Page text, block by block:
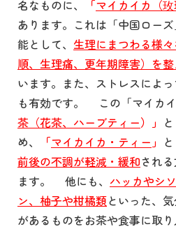
名なものに、
「マイカイカ（
あります。これは「中国ロー
能として、 生理にまつわる様
順、生理痛、更年期障害）を
います。また、ストレスによ
も有効です。 この「マイカ
茶（花茶、ハーブティー）」
め、
「マイカイカ・ティー 」
前後の不調が軽減・緩和され
ます。 他にも、 ハッカやシ
ン、柚子や柑橘類といった、
があるものをお茶や食事に取